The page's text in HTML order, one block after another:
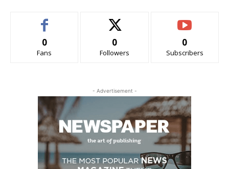
0
Fans
0
Followers
0
Subscribers
- Advertisement -